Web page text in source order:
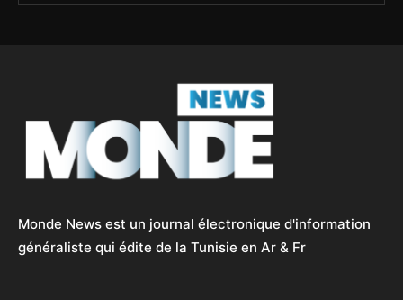
Monde News est un journal électronique d'information
généraliste qui édite de la Tunisie en Ar & Fr